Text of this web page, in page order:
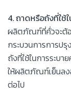
4. ถาดหรือถังที่ใช้
ผลิตภัณฑ์ที่คั่วจะต้อ
กระบวนการการป
ถังที่ใช้ในการระบ
ให้ผลิตภัณฑ์เย็นลง
ต่อไป